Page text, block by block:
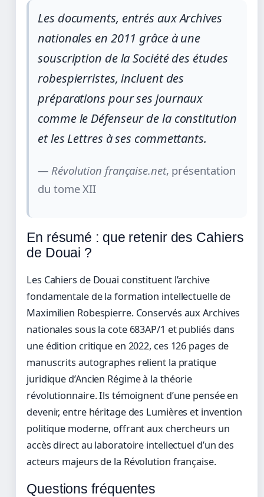
Les documents, entrés aux Archives
nationales en 2011 grâce à une
souscription de la Société des études
robespierristes, incluent des
préparations pour ses journaux
comme le Défenseur de la constitution
et les Lettres à ses commettants.
— Révolution française.net, présentation
du tome XII
En résumé : que retenir des Cahiers
de Douai ?
Les Cahiers de Douai constituent l’archive
fondamentale de la formation intellectuelle de
Maximilien Robespierre. Conservés aux Archives
nationales sous la cote 683AP/1 et publiés dans
une édition critique en 2022, ces 126 pages de
manuscrits autographes relient la pratique
juridique d’Ancien Régime à la théorie
révolutionnaire. Ils témoignent d’une pensée en
devenir, entre héritage des Lumières et invention
politique moderne, offrant aux chercheurs un
accès direct au laboratoire intellectuel d’un des
acteurs majeurs de la Révolution française.
Questions fréquentes